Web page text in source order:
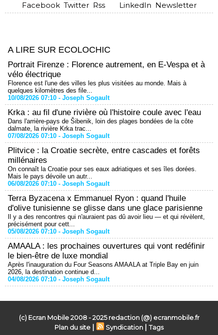
Facebook Twitter Rss LinkedIn Newsletter
A LIRE SUR ECOLOCHIC
Portrait Firenze : Florence autrement, en E-Vespa et à
vélo électrique
Florence est l'une des villes les plus visitées au monde. Mais à
quelques kilomètres des file...
10/08/2026 07:10 - Joseph Sogault
Krka : au fil d'une rivière où l'histoire coule avec l'eau
Dans l'arrière-pays de Šibenik, loin des plages bondées de la côte
dalmate, la rivière Krka trac...
07/08/2026 07:10 - Joseph Sogault
Plitvice : la Croatie secrète, entre cascades et forêts
millénaires
On connaît la Croatie pour ses eaux adriatiques et ses îles dorées.
Mais le pays dévoile un autr...
06/08/2026 07:10 - Joseph Sogault
Terra Byzacena x Emmanuel Ryon : quand l'huile
d'olive tunisienne se glisse dans une glace parisienne
Il y a des rencontres qui n'auraient pas dû avoir lieu — et qui révèlent,
précisément pour cett...
05/08/2026 07:10 - Joseph Sogault
AMAALA : les prochaines ouvertures qui vont redéfinir
le bien-être de luxe mondial
Après l'inauguration du Four Seasons AMAALA at Triple Bay en juin
2026, la destination continue d...
04/08/2026 07:10 - Joseph Sogault
(c) Ecran Mobile 2008 - 2025 redaction (@) ecranmobile.fr
Plan du site | Syndication |Tags